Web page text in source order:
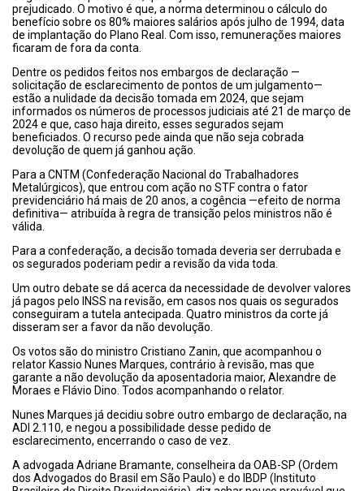
prejudicado. O motivo é que, a norma determinou o cálculo do
benefício sobre os 80% maiores salários após julho de 1994, data
de implantação do Plano Real. Com isso, remunerações maiores
ficaram de fora da conta.
Dentre os pedidos feitos nos embargos de declaração —
solicitação de esclarecimento de pontos de um julgamento—
estão a nulidade da decisão tomada em 2024, que sejam
informados os números de processos judiciais até 21 de março de
2024 e que, caso haja direito, esses segurados sejam
beneficiados. O recurso pede ainda que não seja cobrada
devolução de quem já ganhou ação.
Para a CNTM (Confederação Nacional do Trabalhadores
Metalúrgicos), que entrou com ação no STF contra o fator
previdenciário há mais de 20 anos, a cogência —efeito de norma
definitiva— atribuída à regra de transição pelos ministros não é
válida.
Para a confederação, a decisão tomada deveria ser derrubada e
os segurados poderiam pedir a revisão da vida toda.
Um outro debate se dá acerca da necessidade de devolver valores
já pagos pelo INSS na revisão, em casos nos quais os segurados
conseguiram a tutela antecipada. Quatro ministros da corte já
disseram ser a favor da não devolução.
Os votos são do ministro Cristiano Zanin, que acompanhou o
relator Kassio Nunes Marques, contrário à revisão, mas que
garante a não devolução da aposentadoria maior, Alexandre de
Moraes e Flávio Dino. Todos acompanhando o relator.
Nunes Marques já decidiu sobre outro embargo de declaração, na
ADI 2.110, e negou a possibilidade desse pedido de
esclarecimento, encerrando o caso de vez.
A advogada Adriane Bramante, conselheira da OAB-SP (Ordem
dos Advogados do Brasil em São Paulo) e do IBDP (Instituto